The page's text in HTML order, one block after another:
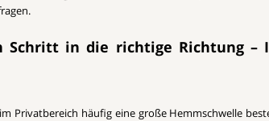
Schritt in die richtige Richtung –
Privatbereich häufig eine große Hemmschwelle